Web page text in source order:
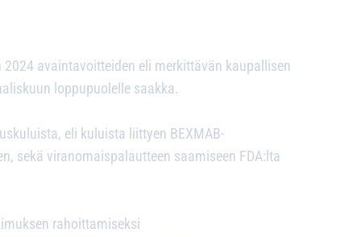
avaintavoitteiden eli merkittävän kaupallisen
loppupuolelle saakka.
eli kuluista liittyen BEXMAB-
sekä viranomaispalautteen saamiseen FDA:lta
rahoittamiseksi